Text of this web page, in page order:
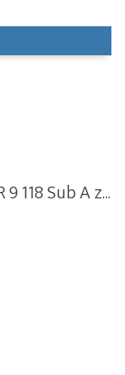
118 Sub A z...